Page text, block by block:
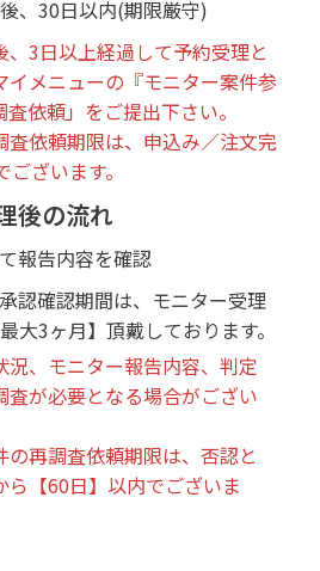
、30日以内(期限厳守)
、3日以上経過して予約受理と
イメニューの『モニター案件参
依頼」をご提出下さい。
査依頼期限は、申込み／注文完
ざいます。
後の流れ
報告内容を確認
認確認期間は、モニター受理
大3ヶ月】頂戴しております。
況、モニター報告内容、判定
査が必要となる場合がござい
の再調査依頼期限は、否認と
ら【60日】以内でございま